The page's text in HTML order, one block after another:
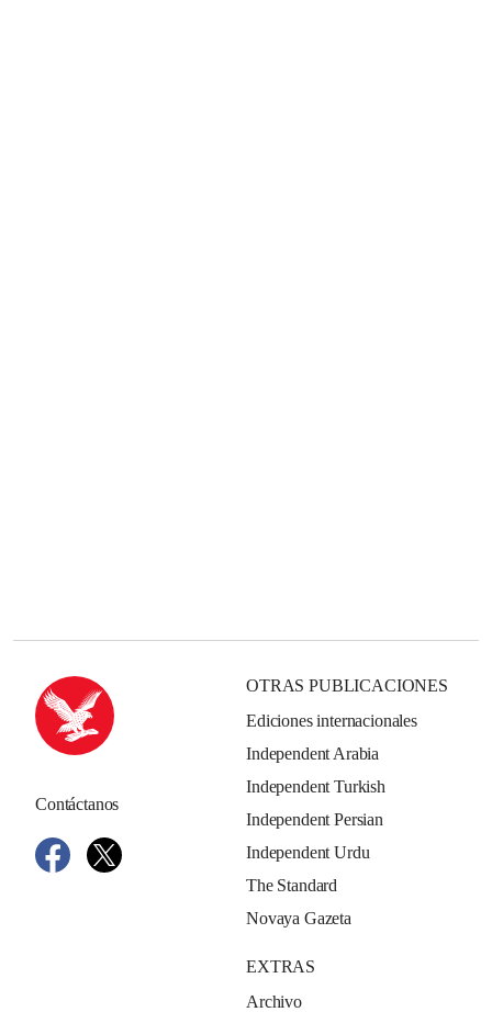
Contáctanos
OTRAS PUBLICACIONES
Ediciones internacionales
Independent Arabia
Independent Turkish
Independent Persian
Independent Urdu
The Standard
Novaya Gazeta
EXTRAS
Archivo